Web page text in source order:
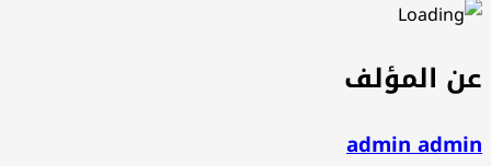
عن المؤلف
admin admin